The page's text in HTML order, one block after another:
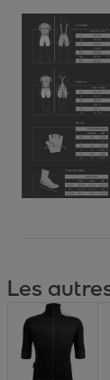
Les